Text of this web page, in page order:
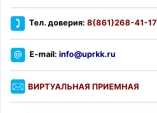
Тел. доверия: 8(861)268-41-17
E-mail: info@uprkk.ru
ВИРТУАЛЬНАЯ ПРИЕМНАЯ